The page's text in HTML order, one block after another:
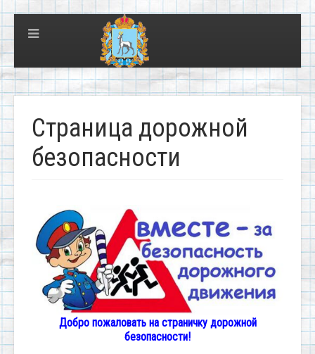
Страница дорожной
безопасности
Добро пожаловать на страничку дорожной
безопасности!